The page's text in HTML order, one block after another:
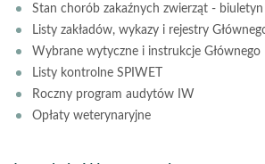
Stan chorób zakaźnych zwierząt - biuletyn
Listy zakładów, wykazy i rejestry
Wybrane wytyczne i instrukcje Głównego
Listy kontrolne SPIWET
Roczny program audytów IW
Opłaty weterynaryjne